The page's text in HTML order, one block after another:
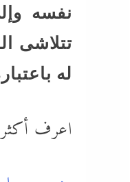
نفسه
تتلاشى
له
اعرف أكثر